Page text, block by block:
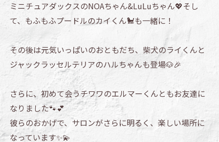
ミニチュアダックスのNOAちゃん&LuLuちゃん💖そし
て、もふもふプードルのカイくん🐩も一緒に！
その後は元気いっぱいのおともだち、柴犬のライくんと
ジャックラッセルテリアのハルちゃんも登場🐶🎉
さらに、初めて会うチワワのエルマーくんともお友達に
なりました🐾💕
彼らのおかげで、サロンがさらに明るく、楽しい場所に
なっています✨💫